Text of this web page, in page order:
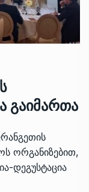
გაიმართა
ორგანიზებით,
დეგუსტაცია